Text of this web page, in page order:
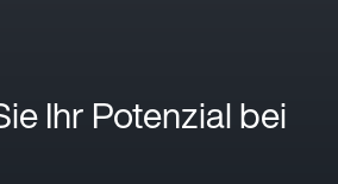
Ihr Potenzial bei